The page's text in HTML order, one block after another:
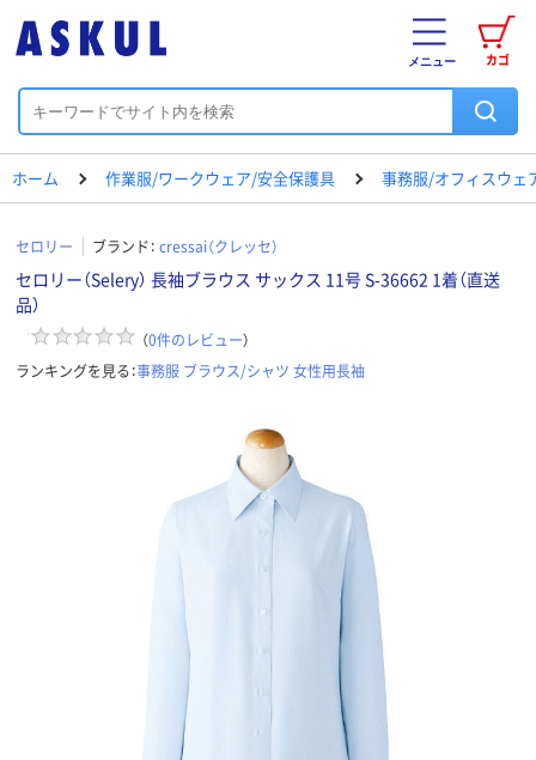
カゴ
メニュー
ホーム 作業服/ワークウェア/安全保護具 事務服/オフィスウェ
セロリー ブランド： cressai（クレッセ）
セロリー（Selery） 長袖ブラウス サックス 11号 S-36662 1着（直送
品）
（0件のレビュー）
ランキングを見る：事務服 ブラウス/シャツ 女性用長袖